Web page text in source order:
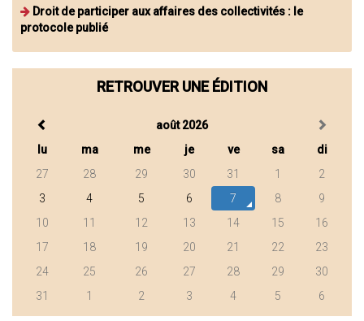
Droit de participer aux affaires des collectivités : le
protocole publié
RETROUVER UNE ÉDITION
août 2026
lu
ma me je ve sa
di
27
28 29 30 31 1
2
3
4 5 6 7 8
9
10
11 12 13 14 15
16
17
18 19 20 21 22
23
24
25 26 27 28 29
30
31
1 2 3 4 5 6